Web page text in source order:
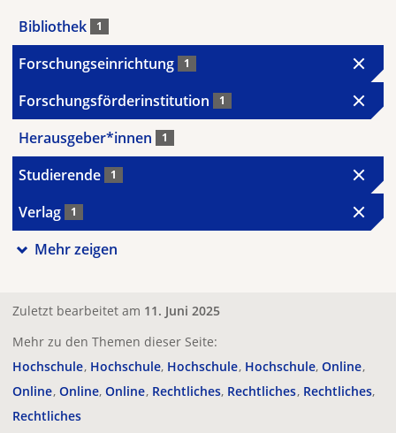
Bibliothek 1
Forschungseinrichtung 1
Forschungsförderinstitution 1
Herausgeber*innen 1
Studierende 1
Verlag 1
Mehr zeigen
Zuletzt bearbeitet am 11. Juni 2025
Mehr zu den Themen dieser Seite:
Hochschule Hochschule Hochschule Hochschule Online
Online Online Online Rechtliches Rechtliches Rechtliches
Rechtliches